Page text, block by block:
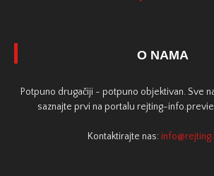
O NAMA
Potpuno drugačiji - potpuno objektivan. Sve
saznajte prvi na portalu rejting-
Kontaktirajte nas: